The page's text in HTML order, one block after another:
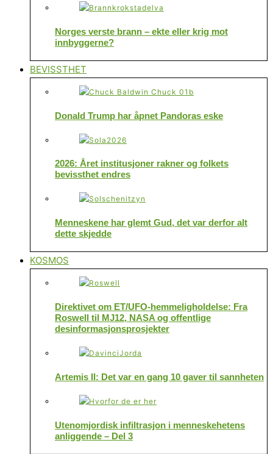
Norges verste brann – ekte eller krig mot
innbyggerne?
BEVISSTHET
Donald Trump har åpnet Pandoras eske
2026: Året institusjoner rakner og folkets
bevissthet endres
Menneskene har glemt Gud, det var derfor alt
dette skjedde
KOSMOS
Direktivet om ET/UFO-hemmeligholdelse: Fra
Roswell til MJ12, NASA og offentlige
desinformasjonsprosjekter
Artemis II: Det var en gang 10 gaver til sannheten
Utenomjordisk infiltrasjon i menneskehetens
anliggende – Del 3